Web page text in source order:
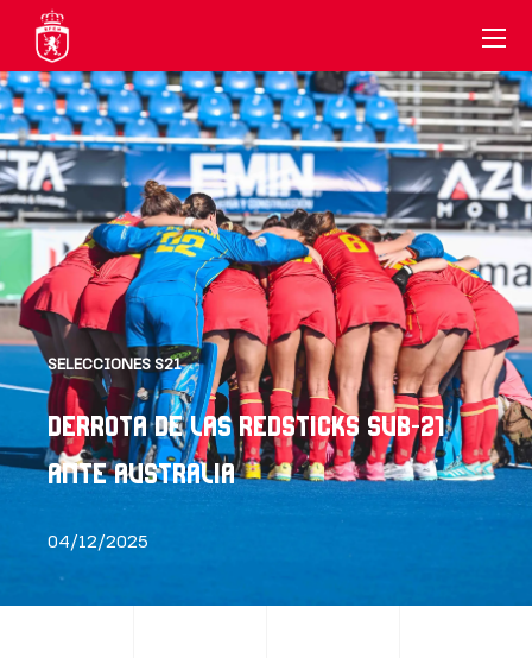
SELECCIONES S21
DERROTA DE LAS REDSTICKS SUB-21
ANTE AUSTRALIA
04/12/2025